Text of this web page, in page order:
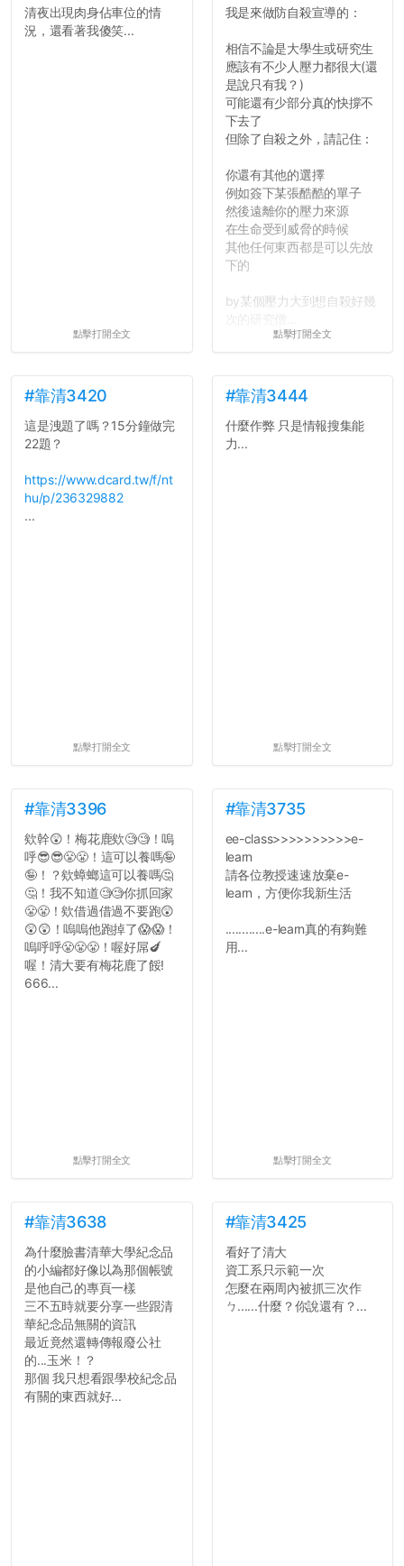
清夜出現肉身佔車位的情
況，還看著我傻笑...
點擊打開全文
我是來做防自殺宣導的：
相信不論是大學生或研究生
應該有不少人壓力都很大(還
是說只有我？)
可能還有少部分真的快撐不
下去了
但除了自殺之外，請記住：
你還有其他的選擇
例如簽下某張酷酷的單子
然後遠離你的壓力來源
在生命受到威脅的時候
其他任何東西都是可以先放
下的
by某個壓力大到想自殺好幾
點擊打開全文
#靠清3420
這是洩題了嗎？15分鐘做完
22題？
https://www.dcard.tw/f/nt
hu/p/236329882
...
點擊打開全文
#靠清3444
什麼作弊 只是情報搜集能
力...
點擊打開全文
#靠清3396
欸幹😲！梅花鹿欸🧐🧐！嗚
呼😎😎😤😤！這可以養嗎🤪
🤪！？欸蟑螂這可以養嗎🤔
🤔！我不知道🧐🧐你抓回家
😤😤！欸借過借過不要跑😲
😲😲！嗚嗚他跑掉了😱😱！
嗚呼呼😤😤😤！喔好屌🍆
喔！清大要有梅花鹿了餒!
666...
點擊打開全文
#靠清3735
ee-class>>>>>>>>>>e-
learn
請各位教授速速放棄e-
learn，方便你我新生活
............e-learn真的有夠難
用...
點擊打開全文
#靠清3638
為什麼臉書清華大學紀念品
的小編都好像以為那個帳號
是他自己的專頁一樣
三不五時就要分享一些跟清
華紀念品無關的資訊
最近竟然還轉傳報廢公社
的...玉米！？
那個 我只想看跟學校紀念品
有關的東西就好...
#靠清3425
看好了清大
資工系只示範一次
怎麼在兩周內被抓三次作
ㄅ......什麼？你說還有？...